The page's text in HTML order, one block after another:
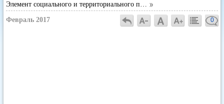
Элемент социального и территориального п…
Февраль 2017 0